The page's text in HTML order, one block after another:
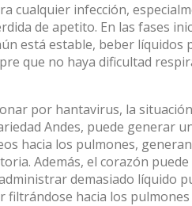
cualquier infección,
de apetito. En las fases
está estable, beber líquidos
que no haya dificultad
por hantavirus, la
Andes, puede generar
hacia los pulmones,
Además, el corazón
demasiado líquido
filtrándose hacia los